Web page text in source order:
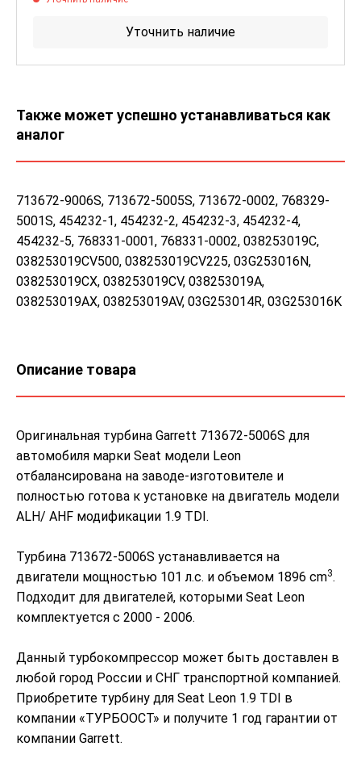
Уточнить наличие
Также может успешно устанавливаться как
аналог
713672-9006S, 713672-5005S, 713672-0002, 768329-
5001S, 454232-1, 454232-2, 454232-3, 454232-4,
454232-5, 768331-0001, 768331-0002, 038253019C,
038253019CV500, 038253019CV225, 03G253016N,
038253019CX, 038253019CV, 038253019A,
038253019AX, 038253019AV, 03G253014R, 03G253016K
Описание товара
Оригинальная турбина Garrett 713672-5006S для
автомобиля марки Seat модели Leon
отбалансирована на заводе-изготовителе и
полностью готова к установке на двигатель модели
ALH/ AHF модификации 1.9 TDI.
Турбина 713672-5006S устанавливается на
двигатели мощностью 101 л.с. и объемом 1896 cm3.
Подходит для двигателей, которыми Seat Leon
комплектуется с 2000 - 2006.
Данный турбокомпрессор может быть доставлен в
любой город России и СНГ транспортной компанией.
Приобретите турбину для Seat Leon 1.9 TDI в
компании «ТУРБООСТ» и получите 1 год гарантии от
компании Garrett.